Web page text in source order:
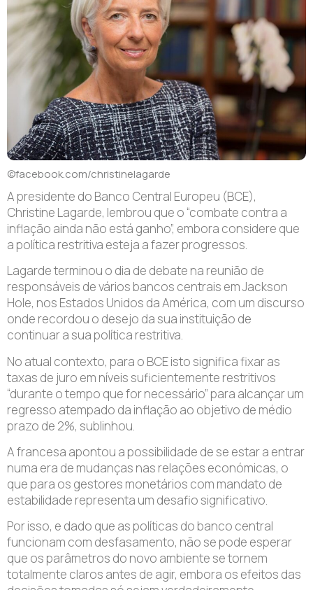
©facebook.com/christinelagarde
A presidente do Banco Central Europeu (BCE),
Christine Lagarde, lembrou que o “combate contra a
inflação ainda não está ganho”, embora considere que
a política restritiva esteja a fazer progressos.
Lagarde terminou o dia de debate na reunião de
responsáveis de vários bancos centrais em Jackson
Hole, nos Estados Unidos da América, com um discurso
onde recordou o desejo da sua instituição de
continuar a sua política restritiva.
No atual contexto, para o BCE isto significa fixar as
taxas de juro em níveis suficientemente restritivos
“durante o tempo que for necessário” para alcançar um
regresso atempado da inflação ao objetivo de médio
prazo de 2%, sublinhou.
A francesa apontou a possibilidade de se estar a entrar
numa era de mudanças nas relações económicas, o
que para os gestores monetários com mandato de
estabilidade representa um desafio significativo.
Por isso, e dado que as políticas do banco central
funcionam com desfasamento, não se pode esperar
que os parâmetros do novo ambiente se tornem
totalmente claros antes de agir, embora os efeitos das